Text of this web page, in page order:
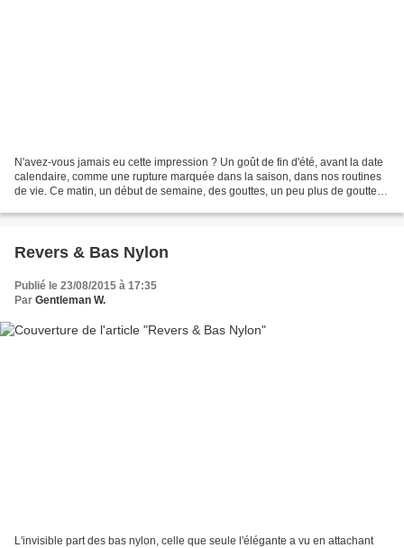
N'avez-vous jamais eu cette impression ? Un goût de fin d'été, avant la date
calendaire, comme une rupture marquée dans la saison, dans nos routines
de vie. Ce matin, un début de semaine, des gouttes, un peu plus de gouttes,
Revers & Bas Nylon
Publié le 23/08/2015 à 17:35
Par Gentleman W.
L'invisible part des bas nylon, celle que seule l'élégante a vu en attachant